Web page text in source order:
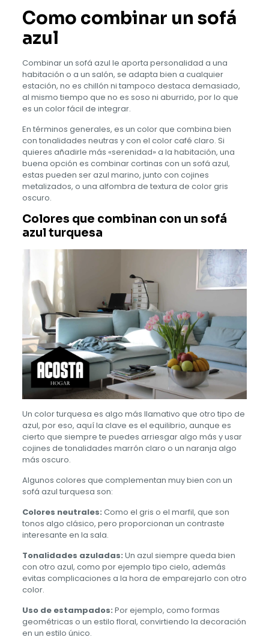
Como combinar un sofá
azul
Combinar un sofá azul le aporta personalidad a una
habitación o a un salón, se adapta bien a cualquier
estación, no es chillón ni tampoco destaca demasiado,
al mismo tiempo que no es soso ni aburrido, por lo que
es un color fácil de integrar.
En términos generales, es un color que combina bien
con tonalidades neutras y con el color café claro. Si
quieres añadirle más «serenidad» a la habitación, una
buena opción es combinar cortinas con un sofá azul,
estas pueden ser azul marino, junto con cojines
metalizados, o una alfombra de textura de color gris
oscuro.
Colores que combinan con un sofá
azul turquesa
Un color turquesa es algo más llamativo que otro tipo de
azul, por eso, aquí la clave es el equilibrio, aunque es
cierto que siempre te puedes arriesgar algo más y usar
cojines de tonalidades marrón claro o un naranja algo
más oscuro.
Algunos colores que complementan muy bien con un
sofá azul turquesa son:
Colores neutrales: Como el gris o el marfil, que son
tonos algo clásico, pero proporcionan un contraste
interesante en la sala.
Tonalidades azuladas: Un azul siempre queda bien
con otro azul, como por ejemplo tipo cielo, además
evitas complicaciones a la hora de emparejarlo con otro
color.
Uso de estampados: Por ejemplo, como formas
geométricas o un estilo floral, convirtiendo la decoración
en un estilo único.